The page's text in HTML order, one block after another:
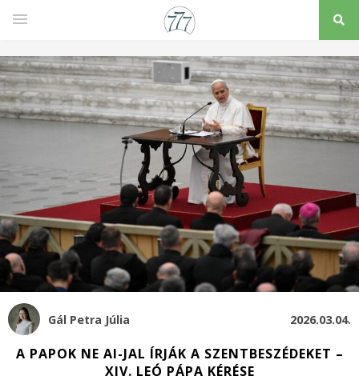
Gál Petra Júlia 2026.03.04.
A PAPOK NE AI-JAL ÍRJÁK A SZENTBESZÉDEKET –
XIV. LEÓ PÁPA KÉRÉSE